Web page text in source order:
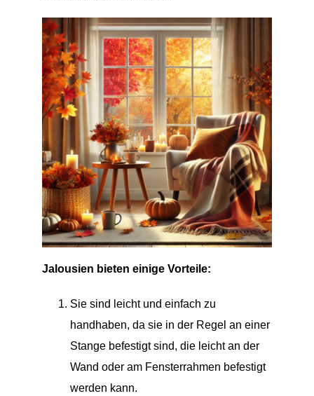
Jalousien bieten einige Vorteile:
Sie sind leicht und einfach zu
handhaben, da sie in der Regel an einer
Stange befestigt sind, die leicht an der
Wand oder am Fensterrahmen befestigt
werden kann.